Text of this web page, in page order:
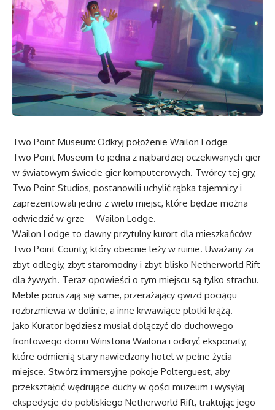
Two Point Museum: Odkryj położenie Wailon Lodge
Two Point Museum to jedna z najbardziej oczekiwanych gier
w światowym świecie gier komputerowych. Twórcy tej gry,
Two Point Studios, postanowili uchylić rąbka tajemnicy i
zaprezentowali jedno z wielu miejsc, które będzie można
odwiedzić w grze – Wailon Lodge.
Wailon Lodge to dawny przytulny kurort dla mieszkańców
Two Point County, który obecnie leży w ruinie. Uważany za
zbyt odległy, zbyt staromodny i zbyt blisko Netherworld Rift
dla żywych. Teraz opowieści o tym miejscu są tylko strachu.
Meble poruszają się same, przerażający gwizd pociągu
rozbrzmiewa w dolinie, a inne krwawiące plotki krążą.
Jako Kurator będziesz musiał dołączyć do duchowego
frontowego domu Winstona Wailona i odkryć eksponaty,
które odmienią stary nawiedzony hotel w pełne życia
miejsce. Stwórz immersyjne pokoje Polterguest, aby
przekształcić wędrujące duchy w gości muzeum i wysyłaj
ekspedycje do pobliskiego Netherworld Rift, traktując jego